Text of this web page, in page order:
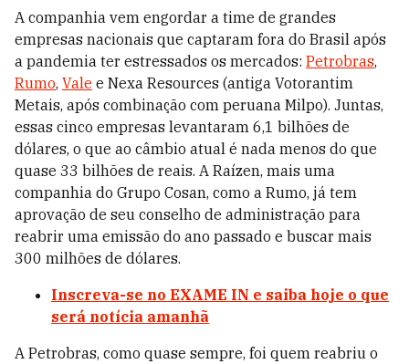
A companhia vem engordar a time de grandes
empresas nacionais que captaram fora do Brasil após
a pandemia ter estressados os mercados: Petrobras,
Rumo, Vale e Nexa Resources (antiga Votorantim
Metais, após combinação com peruana Milpo). Juntas,
essas cinco empresas levantaram 6,1 bilhões de
dólares, o que ao câmbio atual é nada menos do que
quase 33 bilhões de reais. A Raízen, mais uma
companhia do Grupo Cosan, como a Rumo, já tem
aprovação de seu conselho de administração para
reabrir uma emissão do ano passado e buscar mais
300 milhões de dólares.
Inscreva-se no EXAME IN e saiba hoje o que
será notícia amanhã
A Petrobras, como quase sempre, foi quem reabriu o